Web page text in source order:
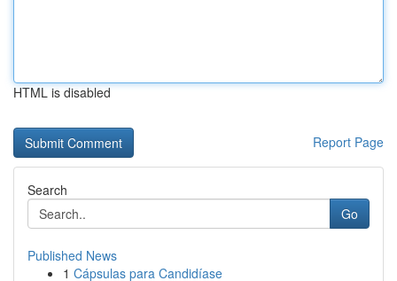
HTML is disabled
Report Page
Search
Go
Published News
1 Cápsulas para Candidíase